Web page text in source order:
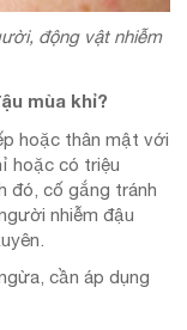
động vật nhiễm
mùa khỉ?
hoặc thân mật với
hoặc có triệu
đó, cố gắng tránh
nhiễm đậu
cần áp dụng